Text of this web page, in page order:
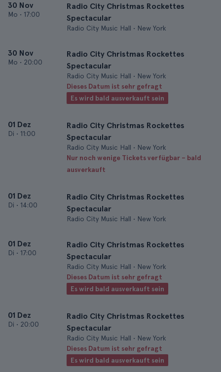
30 Nov
Mo • 17:00
Radio City Christmas Rockettes
Spectacular
Radio City Music Hall • New York
30 Nov
Mo • 20:00
Radio City Christmas Rockettes
Spectacular
Radio City Music Hall • New York
Dieses Datum ist sehr gefragt
Es wird bald ausverkauft sein
01 Dez
Di • 11:00
Radio City Christmas Rockettes
Spectacular
Radio City Music Hall • New York
Nur noch wenige Tickets verfügbar – bald
ausverkauft
01 Dez
Di • 14:00
Radio City Christmas Rockettes
Spectacular
Radio City Music Hall • New York
01 Dez
Di • 17:00
Radio City Christmas Rockettes
Spectacular
Radio City Music Hall • New York
Dieses Datum ist sehr gefragt
Es wird bald ausverkauft sein
01 Dez
Di • 20:00
Radio City Christmas Rockettes
Spectacular
Radio City Music Hall • New York
Dieses Datum ist sehr gefragt
Es wird bald ausverkauft sein